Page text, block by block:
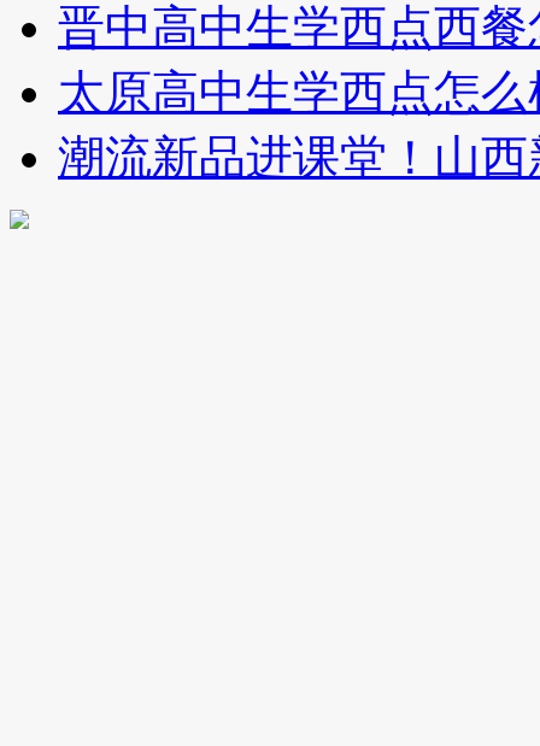
晋中高中生学西点西
太原高中生学西点怎
潮流新品进课堂！山